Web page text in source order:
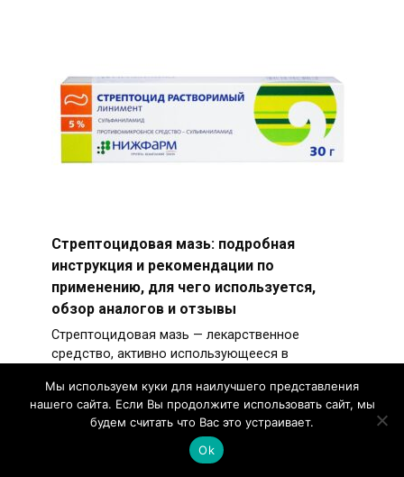
Стрептоцидовая мазь: подробная
инструкция и рекомендации по
применению, для чего используется,
обзор аналогов и отзывы
Стрептоцидовая мазь — лекарственное
средство, активно использующееся в
Мы используем куки для наилучшего представления
нашего сайта. Если Вы продолжите использовать сайт, мы
будем считать что Вас это устраивает.
Ok